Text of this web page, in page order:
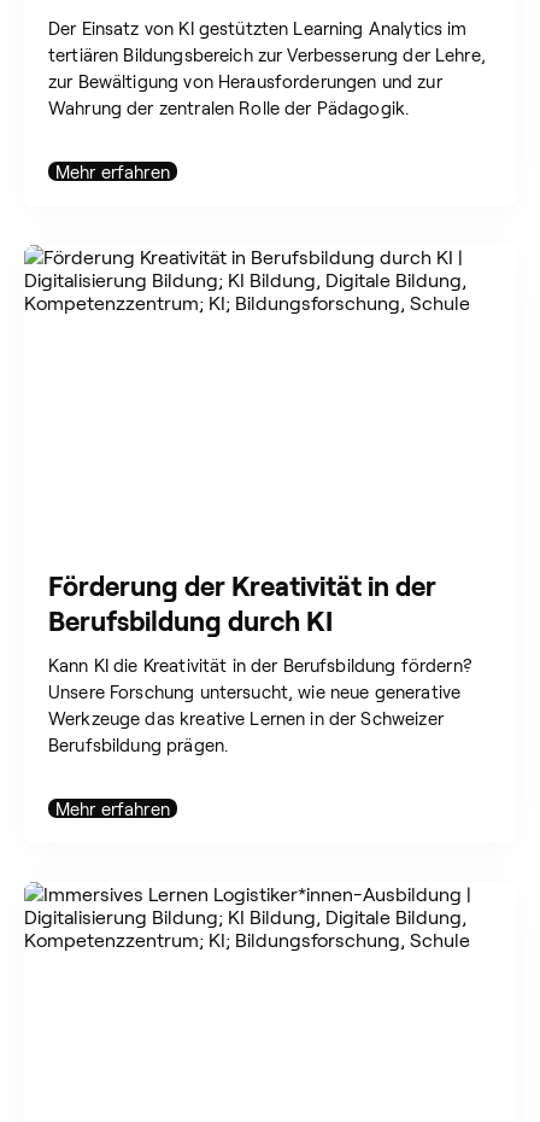
Der Einsatz von KI gestützten Learning Analytics im
tertiären Bildungsbereich zur Verbesserung der Lehre,
zur Bewältigung von Herausforderungen und zur
Wahrung der zentralen Rolle der Pädagogik.
Mehr erfahren
Förderung der Kreativität in der
Berufsbildung durch KI
Kann KI die Kreativität in der Berufsbildung fördern?
Unsere Forschung untersucht, wie neue generative
Werkzeuge das kreative Lernen in der Schweizer
Berufsbildung prägen.
Mehr erfahren